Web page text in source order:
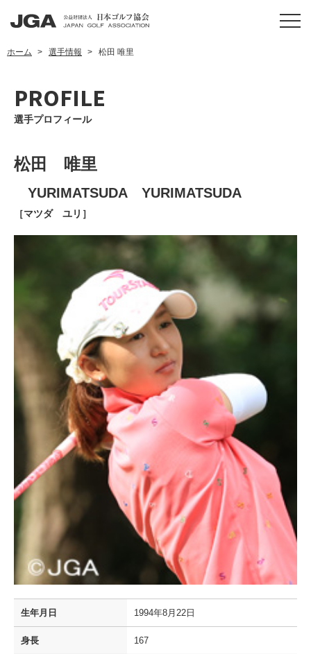
ホーム 選手情報 松田 唯里
PROFILE
選手プロフィール
松田 唯里
YURIMATSUDA YURIMATSUDA
［マツダ ユリ］
生年月日 1994年8月22日
身長 167